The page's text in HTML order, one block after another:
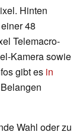
Hinten
48
Telemacro-
Kamera sowie
gibt es in
Wahl oder zu